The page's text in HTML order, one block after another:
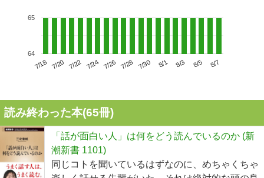
7/18 7/20 7/22 7/24 7/26 7/28 7/30 8/1 8/3 8/5 8/7
64
65
読み終わった本(65冊)
「話が面白い人」は何をどう読んでいるのか (新
潮新書 1101)
同じコトを聞いているはずなのに、めちゃくちゃ